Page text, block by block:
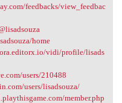
feedbacks/view_feedbac
home
vidi/profile/lisads
users/210488
users/lisadsouza/
member.php